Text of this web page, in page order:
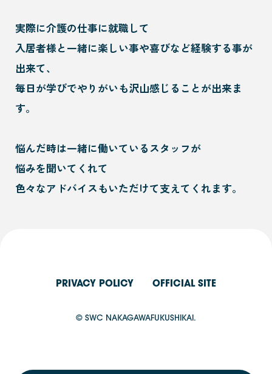
実際に介護の仕事に就職して
入居者様と一緒に楽しい事や喜びなど経験する事が
出来て、
毎日が学びでやりがいも沢山感じることが出来ま
す。
悩んだ時は一緒に働いているスタッフが
悩みを聞いてくれて
色々なアドバイスもいただけて支えてくれます。
PRIVACY POLICY OFFICIAL SITE
© SWC NAKAGAWAFUKUSHIKAI.